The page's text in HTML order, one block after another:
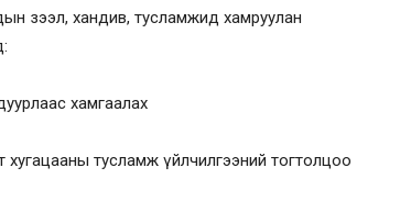
зээл, хандив, тусламжид хамруулан
хамгаалах
тусламж үйлчилгээний тогтолцоо